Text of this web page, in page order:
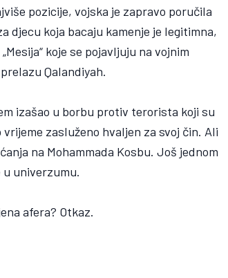
pozicije, vojska je zapravo poručila
djecu koja bacaju kamenje je legitimna,
koje se pojavljuju na vojnim
Qalandiyah.
izašao u borbu protiv terorista koji su
zasluženo hvaljen za svoj čin. Ali
na Mohammada Kosbu. Još jednom
univerzumu.
afera? Otkaz.